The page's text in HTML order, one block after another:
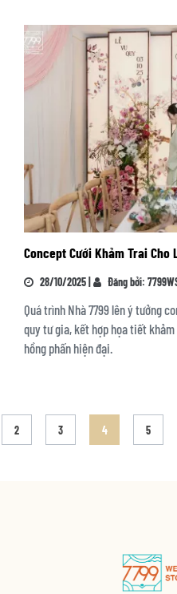
Concept Cưới Khảm Trai Cho
28/10/2025 | Đăng bởi:
Quá trình Nhà 7799 lên ý tưởng
quy tư gia, kết hợp họa tiết
hồng phấn hiện đại.
2 3 4 5